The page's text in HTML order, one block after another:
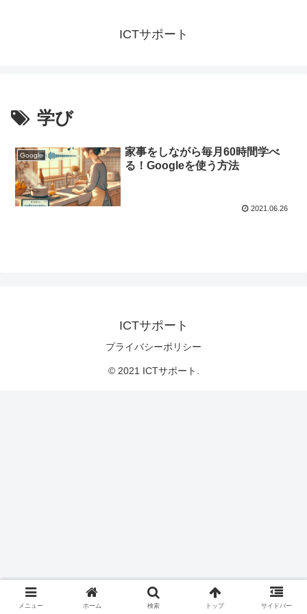
ICTサポート
学び
Google
家事をしながら毎月60時間学べ
る！Googleを使う方法
2021.06.26
ICTサポート
プライバシーポリシー
© 2021 ICTサポート.
メニュー ホーム 検索 トップ サイドバー